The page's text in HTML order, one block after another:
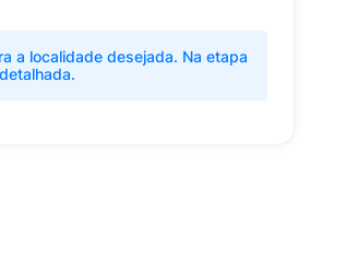
a localidade desejada. Na etapa